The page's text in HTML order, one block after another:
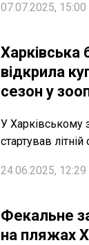
07.07.2025, 15:00
Харківська
відкрила
сезон у
У Харківському
стартував
24.06.2025, 12:29
Фекальне
на пляжах